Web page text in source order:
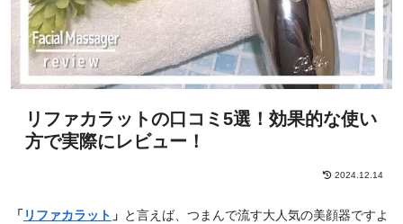
リファカラットの口コミ5選！効果的な使い
方で実際にレビュー！
2024.12.14
「 リファカラット 」 と言えば、つまんで流す大人気の美顔器ですよ